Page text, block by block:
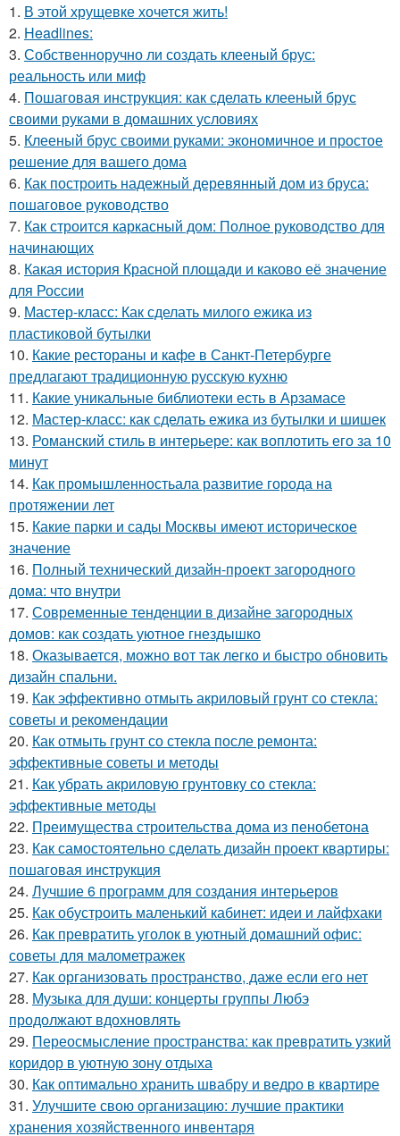
1. В этой хрущевке хочется жить!
2. Headlines:
3. Собственноручно ли создать клееный брус:
реальность или миф
4. Пошаговая инструкция: как сделать клееный брус
своими руками в домашних условиях
5. Клееный брус своими руками: экономичное и простое
решение для вашего дома
6. Как построить надежный деревянный дом из бруса:
пошаговое руководство
7. Как строится каркасный дом: Полное руководство для
начинающих
8. Какая история Красной площади и каково её значение
для России
9. Мастер-класс: Как сделать милого ежика из
пластиковой бутылки
10. Какие рестораны и кафе в Санкт-Петербурге
предлагают традиционную русскую кухню
11. Какие уникальные библиотеки есть в Арзамасе
12. Мастер-класс: как сделать ежика из бутылки и шишек
13. Романский стиль в интерьере: как воплотить его за 10
минут
14. Как промышленностьала развитие города на
протяжении лет
15. Какие парки и сады Москвы имеют историческое
значение
16. Полный технический дизайн-проект загородного
дома: что внутри
17. Современные тенденции в дизайне загородных
домов: как создать уютное гнездышко
18. Оказывается, можно вот так легко и быстро обновить
дизайн спальни.
19. Как эффективно отмыть акриловый грунт со стекла:
советы и рекомендации
20. Как отмыть грунт со стекла после ремонта:
эффективные советы и методы
21. Как убрать акриловую грунтовку со стекла:
эффективные методы
22. Преимущества строительства дома из пенобетона
23. Как самостоятельно сделать дизайн проект квартиры:
пошаговая инструкция
24. Лучшие 6 программ для создания интерьеров
25. Как обустроить маленький кабинет: идеи и лайфхаки
26. Как превратить уголок в уютный домашний офис:
советы для малометражек
27. Как организовать пространство, даже если его нет
28. Музыка для души: концерты группы Любэ
продолжают вдохновлять
29. Переосмысление пространства: как превратить узкий
коридор в уютную зону отдыха
30. Как оптимально хранить швабру и ведро в квартире
31. Улучшите свою организацию: лучшие практики
хранения хозяйственного инвентаря